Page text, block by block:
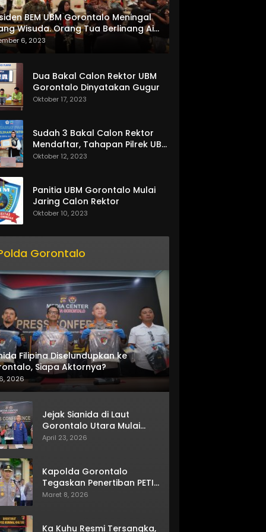
BEM UBM Gorontalo Meningal
Wisuda. Orang Tua Berlinang Air
Menerima SKL dan Pemasangan
6, 2023
Dua Bakal Calon Rektor UBM
Gorontalo Dinyatakan Gugur
Oktober 17, 2023
Sudah 3 Bakal Calon Rektor
Mendaftar, Tahapan Pilrek UBM
Gorontalo Makin Seru
Oktober 12, 2023
Panitia UBM Gorontalo Mulai
Jaring Calon Rektor
Oktober 10, 2023
Gorontalo
Filipina Diselundupkan ke
Siapa Aktornya?
2026
Jejak Sianida di Laut
Gorontalo Utara Mulai
Terkuak
April 23, 2026
Kapolda Gorontalo
Tegaskan Penertiban PETI
Terus Berjalan
Maret 8, 2026
Ka Kuhu Resmi Tersangka,